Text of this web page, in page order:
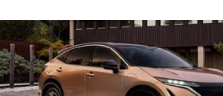
Życie
Polityka
Społeczeństwo